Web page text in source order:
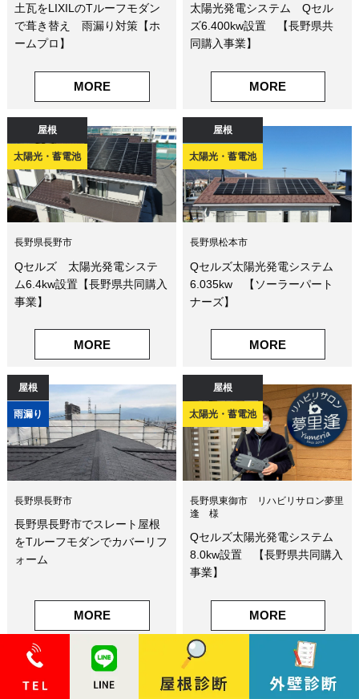
土瓦をLIXILのTルーフモダン
で葺き替え 雨漏り対策【ホ
ームプロ】
MORE
太陽光発電システム Qセル
ズ6.400kw設置 【長野県共
同購入事業】
MORE
屋根
太陽光・蓄電池
長野県長野市
Qセルズ 太陽光発電システ
ム6.4kw設置【長野県共同購入
事業】
MORE
屋根
太陽光・蓄電池
長野県松本市
Qセルズ太陽光発電システム
6.035kw 【ソーラーパート
ナーズ】
MORE
屋根
雨漏り
長野県長野市
長野県長野市でスレート屋根
をTルーフモダンでカバーリフ
ォーム
MORE
屋根
太陽光・蓄電池
長野県東御市 リハビリサロン夢里
逢 様
Qセルズ太陽光発電システム
8.0kw設置 【長野県共同購入
事業】
MORE
屋根
太陽光・蓄電池
屋根
雨漏り